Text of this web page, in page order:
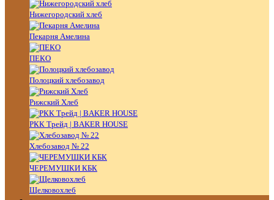
Нижегородский хлеб
Пекарня Амелина
ПЕКО
Полоцкий хлебозавод
Рижский Хлеб
РКК Трейд | BAKER HOUSE
Хлебозавод № 22
ЧЕРЕМУШКИ КБК
Щелковохлеб